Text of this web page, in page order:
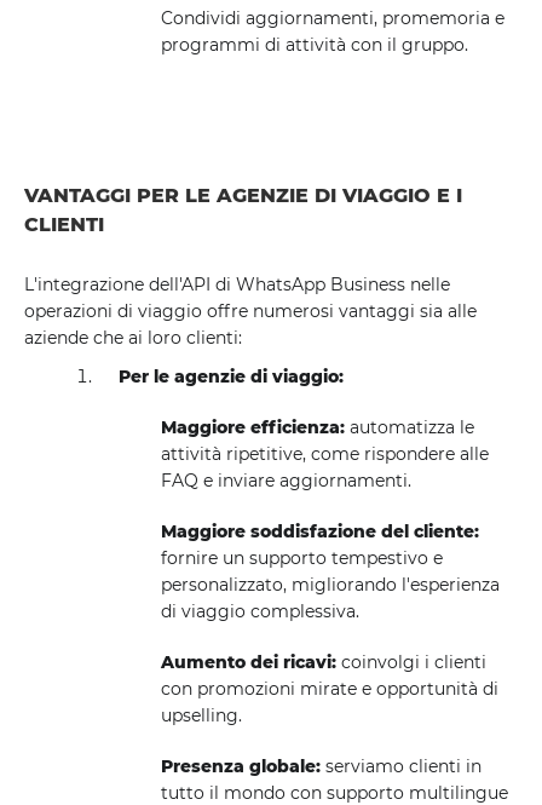
Condividi aggiornamenti, promemoria e
programmi di attività con il gruppo.
VANTAGGI PER LE AGENZIE DI VIAGGIO E I
CLIENTI
L'integrazione dell'API di WhatsApp Business nelle
operazioni di viaggio offre numerosi vantaggi sia alle
aziende che ai loro clienti:
Per le agenzie di viaggio:
Maggiore efficienza:automatizza le
attività ripetitive, come rispondere alle
FAQ e inviare aggiornamenti.
Maggiore soddisfazione del cliente:
fornire un supporto tempestivo e
personalizzato, migliorando l'esperienza
di viaggio complessiva.
Aumento dei ricavi:coinvolgi i clienti
con promozioni mirate e opportunità di
upselling.
Presenza globale:serviamo clienti in
tutto il mondo con supporto multilingue